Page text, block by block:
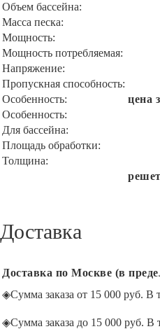
Объем бассейна:
Масса песка:
Мощность:
Мощность потребляемая:
Напряжение:
Пропускная способность:
Особенность:
цена
Особенность:
Для бассейна:
Площадь обработки:
Толщина:
Доставка
Доставка по Москве (в
◈Сумма заказа от 15 000 руб. В
◈Сумма заказа до 15 000 руб. В